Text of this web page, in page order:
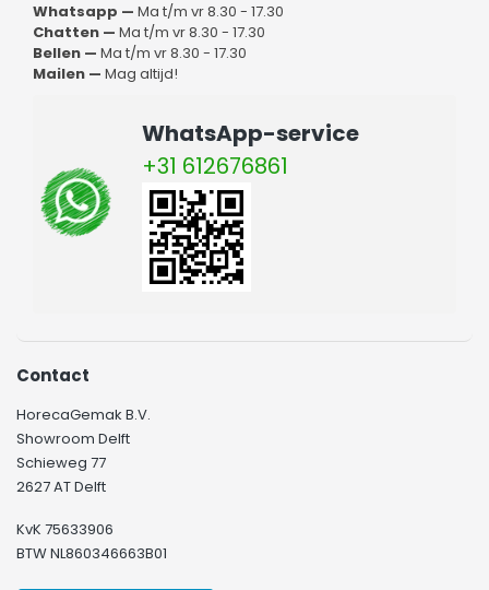
Whatsapp — Ma t/m vr 8.30 - 17.30
Chatten — Ma t/m vr 8.30 - 17.30
Bellen — Ma t/m vr 8.30 - 17.30
Mailen — Mag altijd!
WhatsApp-service
+31 612676861
Contact
HorecaGemak B.V.
Showroom Delft
Schieweg 77
2627 AT Delft
KvK 75633906
BTW NL860346663B01